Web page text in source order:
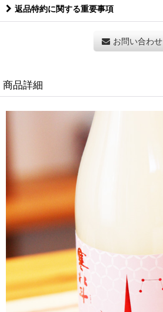
返品特約に関する重要事項
お問い合わせ
商品詳細